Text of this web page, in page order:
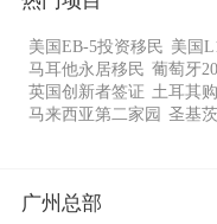
美国EB-5投资移民 美国
马耳他永居移民 葡萄牙
英国创新者签证 土耳其
马来西亚第二家园 圣基
广州总部